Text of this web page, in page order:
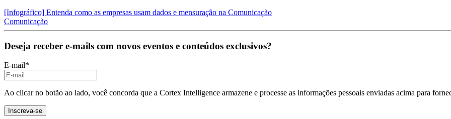
[Infográfico] Entenda como as empresas usam dados e mensuração na Comunicação
Comunicação
Deseja receber e-mails com novos eventos e conteúdos exclusivos?
E-mail*
Ao clicar no botão ao lado, você concorda que a Cortex Intelligence armazene e processe as informações pessoais enviadas acima para